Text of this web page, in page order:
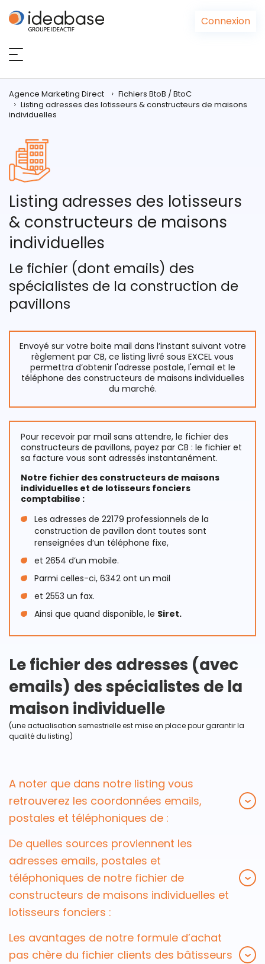
Connexion
Agence Marketing Direct
Fichiers BtoB / BtoC
Listing adresses des lotisseurs & constructeurs de maisons
individuelles
Listing adresses des lotisseurs
& constructeurs de maisons
individuelles
Le fichier (dont emails) des
spécialistes de la construction de
pavillons
Envoyé sur votre boite mail dans l’instant suivant votre
règlement par CB, ce listing livré sous EXCEL vous
permettra d’obtenir l'adresse postale, l'email et le
téléphone des constructeurs de maisons individuelles
du marché.
Pour recevoir par mail sans attendre, le fichier des
constructeurs de pavillons, payez par CB : le fichier et
sa facture vous sont adressés instantanément.
Notre fichier des constructeurs de maisons
individuelles et de lotisseurs fonciers
comptabilise :
Les adresses de 22179 professionnels de la
construction de pavillon dont toutes sont
renseignées d’un téléphone fixe,
et 2654 d’un mobile.
Parmi celles-ci, 6342 ont un mail
et 2553 un fax.
Ainsi que quand disponible, le Siret.
Le fichier des adresses (avec
emails) des spécialistes de la
maison individuelle
(une actualisation semestrielle est mise en place pour garantir la
qualité du listing)
A noter que dans notre listing vous
retrouverez les coordonnées emails,
postales et téléphoniques de :
De quelles sources proviennent les
adresses emails, postales et
téléphoniques de notre fichier de
constructeurs de maisons individuelles et
lotisseurs fonciers :
Les avantages de notre formule d’achat
pas chère du fichier clients des bâtisseurs